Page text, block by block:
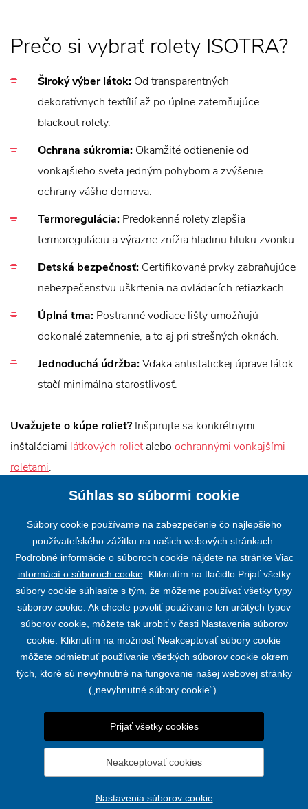
Prečo si vybrať rolety ISOTRA?
Široký výber látok: Od transparentných
dekoratívnych textílií až po úplne zatemňujúce
blackout rolety.
Ochrana súkromia: Okamžité odtienenie od
vonkajšieho sveta jedným pohybom a zvýšenie
ochrany vášho domova.
Termoregulácia: Predokenné rolety zlepšia
termoreguláciu a výrazne znížia hladinu hluku zvonku.
Detská bezpečnosť: Certifikované prvky zabraňujúce
nebezpečenstvu uškrtenia na ovládacích retiazkach.
Úplná tma: Postranné vodiace lišty umožňujú
dokonalé zatemnenie, a to aj pri strešných oknách.
Jednoduchá údržba:Vďaka antistatickej úprave látok
stačí minimálna starostlivosť.
Uvažujete o kúpe roliet? Inšpirujte sa konkrétnymi
inštaláciami látkových roliet alebo ochrannými vonkajšími
roletami.
mieru,látkové rolety,strešné rolety,zatemňovacie rolety
KONTAKT
© 2019 - 2026 FORSAN CREATIVE s.r.o. |
vytvorilwebProgress
Súhlas so súbormi cookie
Súbory cookie používame na zabezpečenie čo najlepšieho
používateľského zážitku na našich webových stránkach.
Podrobné informácie o súboroch cookie nájdete na stránke Viac
informácií o súboroch cookie. Kliknutím na tlačidlo Prijať všetky
súbory cookie súhlasíte s tým, že môžeme používať všetky typy
súborov cookie. Ak chcete povoliť používanie len určitých typov
súborov cookie, môžete tak urobiť v časti Nastavenia súborov
cookie. Kliknutím na možnosť Neakceptovať súbory cookie
môžete odmietnuť používanie všetkých súborov cookie okrem
tých, ktoré sú nevyhnutné na fungovanie našej webovej stránky
(„nevyhnutné súbory cookie“).
Prijať všetky cookies
Neakceptovať cookies
Nastavenia súborov cookie